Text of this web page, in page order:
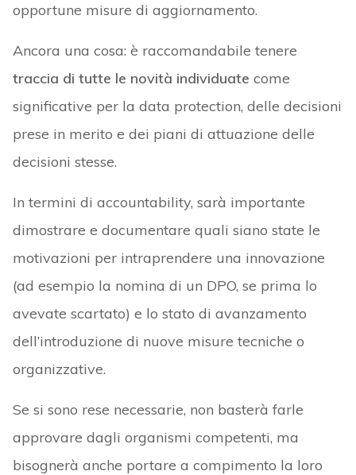
opportune misure di aggiornamento.
Ancora una cosa: è raccomandabile tenere
traccia di tutte le novità individuate come
significative per la data protection, delle decisioni
prese in merito e dei piani di attuazione delle
decisioni stesse.
In termini di accountability, sarà importante
dimostrare e documentare quali siano state le
motivazioni per intraprendere una innovazione
(ad esempio la nomina di un DPO, se prima lo
avevate scartato) e lo stato di avanzamento
dell’introduzione di nuove misure tecniche o
organizzative.
Se si sono rese necessarie, non basterà farle
approvare dagli organismi competenti, ma
bisognerà anche portare a compimento la loro